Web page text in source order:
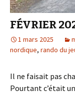
FÉVRIER
1 mars 2025
nordique, rando du
Il ne faisait pas
Pourtant c’était